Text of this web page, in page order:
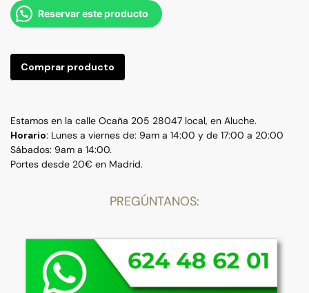
Reservar este producto
Comprar producto
Estamos en la calle Ocaña 205 28047 local, en Aluche.
Horario: Lunes a viernes de: 9am a 14:00 y de 17:00 a 20:00
Sábados: 9am a 14:00.
Portes desde 20€ en Madrid.
PREGÚNTANOS: